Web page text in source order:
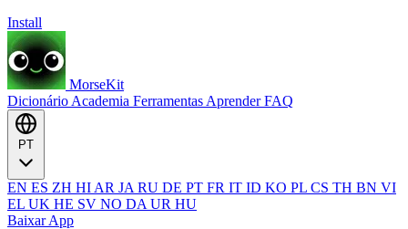
Install
MorseKit
Dicionário Academia Ferramentas AprenderFAQ
EN ES ZH HI AR JA RU DE PT FR IT ID KO PL CS TH BN VI
EL UK HE SV NO DA UR HU
Baixar App